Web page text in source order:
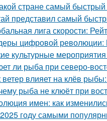
стране самый быстрый
представил самый
лига скорости:
цифровой революции:
культурные
ли рыба при северо-
ветер влияет на клёв
рыба не клюёт при
имен: как
году самыми